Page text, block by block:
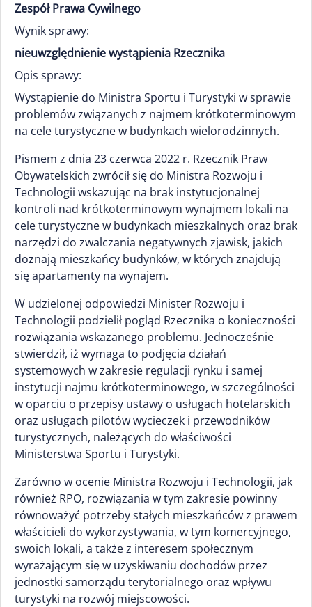
Zespół Prawa Cywilnego
Wynik sprawy:
nieuwzględnienie wystąpienia Rzecznika
Opis sprawy:
Wystąpienie do Ministra Sportu i Turystyki w sprawie
problemów związanych z najmem krótkoterminowym
na cele turystyczne w budynkach wielorodzinnych.
Pismem z dnia 23 czerwca 2022 r. Rzecznik Praw
Obywatelskich zwrócił się do Ministra Rozwoju i
Technologii wskazując na brak instytucjonalnej
kontroli nad krótkoterminowym wynajmem lokali na
cele turystyczne w budynkach mieszkalnych oraz brak
narzędzi do zwalczania negatywnych zjawisk, jakich
doznają mieszkańcy budynków, w których znajdują
się apartamenty na wynajem.
W udzielonej odpowiedzi Minister Rozwoju i
Technologii podzielił pogląd Rzecznika o konieczności
rozwiązania wskazanego problemu. Jednocześnie
stwierdził, iż wymaga to podjęcia działań
systemowych w zakresie regulacji rynku i samej
instytucji najmu krótkoterminowego, w szczególności
w oparciu o przepisy ustawy o usługach hotelarskich
oraz usługach pilotów wycieczek i przewodników
turystycznych, należących do właściwości
Ministerstwa Sportu i Turystyki.
Zarówno w ocenie Ministra Rozwoju i Technologii, jak
również RPO, rozwiązania w tym zakresie powinny
równoważyć potrzeby stałych mieszkańców z prawem
właścicieli do wykorzystywania, w tym komercyjnego,
swoich lokali, a także z interesem społecznym
wyrażającym się w uzyskiwaniu dochodów przez
jednostki samorządu terytorialnego oraz wpływu
turystyki na rozwój miejscowości.